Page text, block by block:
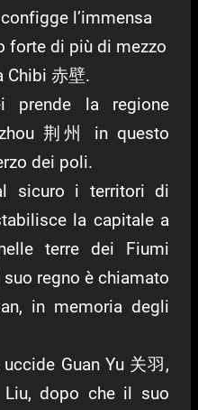
l’immensa
forte di più di mezzo
Chibi 赤壁.
prende la regione
荆州 in questo
dei poli.
sicuro i territori di
la capitale a
terre dei Fiumi
regno è chiamato
in memoria degli
uccide Guan Yu 关羽,
dopo che il suo